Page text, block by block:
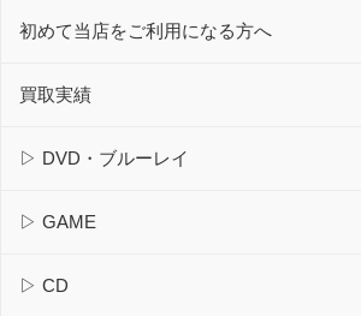
初めて当店をご利用になる方へ
買取実績
▷ DVD・ブルーレイ
▷ GAME
▷ CD